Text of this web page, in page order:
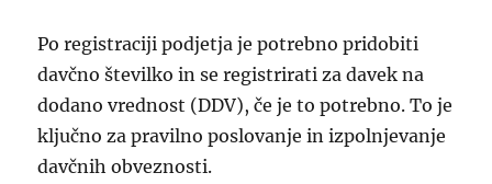
Po registraciji podjetja je potrebno pridobiti
davčno številko in se registrirati za davek na
dodano vrednost (DDV), če je to potrebno. To je
ključno za pravilno poslovanje in izpolnjevanje
davčnih obveznosti.